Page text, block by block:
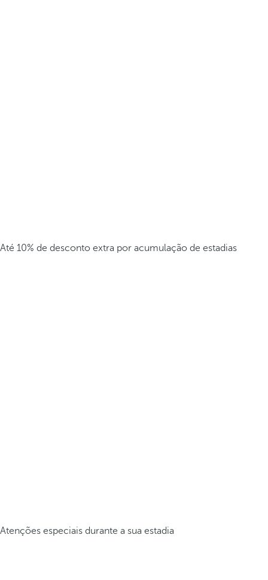
Até 10% de desconto extra por acumulação de estadias
Atenções especiais durante a sua estadia